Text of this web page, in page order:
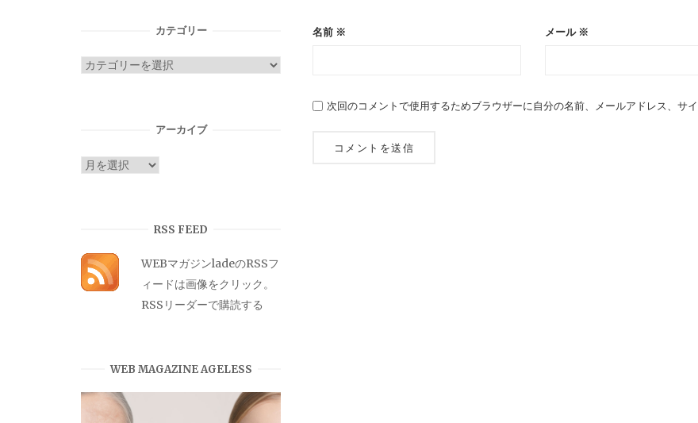
名前 ※ メール ※
次回のコメントで使用するためブラウザーに自分の名前、メールアドレス、サイ
カテゴリー
カ
アーカイブ
ア
RSS FEED
WEBマガジンladeのRSSフ
ィードは画像をクリック。
RSSリーダーで購読する
WEB MAGAZINE AGELESS